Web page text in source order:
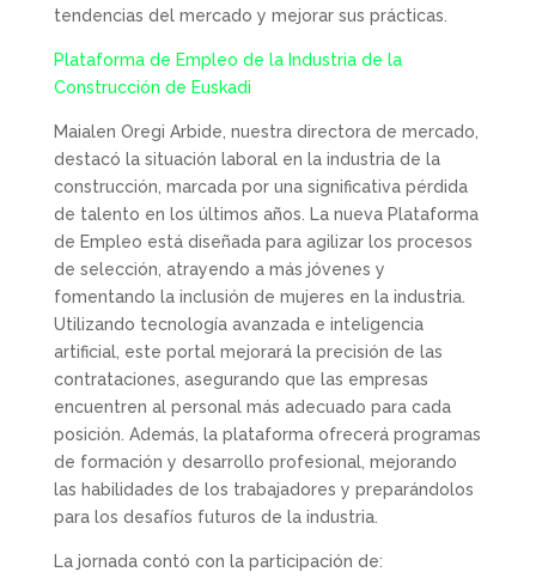
tendencias del mercado y mejorar sus prácticas.
Plataforma de Empleo de la Industria de la
Construcción de Euskadi
Maialen Oregi Arbide, nuestra directora de mercado,
destacó la situación laboral en la industria de la
construcción, marcada por una significativa pérdida
de talento en los últimos años. La nueva Plataforma
de Empleo está diseñada para agilizar los procesos
de selección, atrayendo a más jóvenes y
fomentando la inclusión de mujeres en la industria.
Utilizando tecnología avanzada e inteligencia
artificial, este portal mejorará la precisión de las
contrataciones, asegurando que las empresas
encuentren al personal más adecuado para cada
posición. Además, la plataforma ofrecerá programas
de formación y desarrollo profesional, mejorando
las habilidades de los trabajadores y preparándolos
para los desafíos futuros de la industria.
La jornada contó con la participación de: